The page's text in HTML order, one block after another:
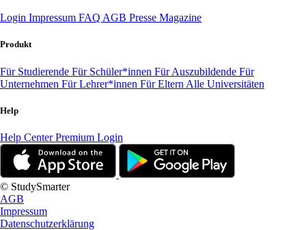
Login Impressum FAQ AGB Presse Magazine
Produkt
Für Studierende Für Schüler*innen Für Auszubildende Für
Unternehmen Für Lehrer*innen Für Eltern Alle Universitäten
Help
Help CenterPremium Login
© StudySmarter
AGB
Impressum
Datenschutzerklärung